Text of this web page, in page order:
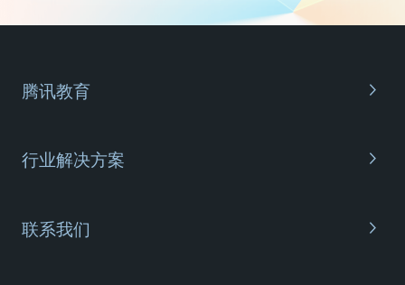
腾讯教育
关于我们
行业解决方案
腾讯青少年人工智能教育解决方案
联系我们